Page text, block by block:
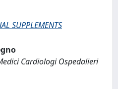
SUPPLEMENTS
Cardiologi Ospedalieri